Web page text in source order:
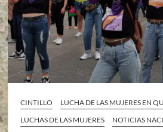
CINTILLO
LUCHA DE LAS MUJERES EN
LUCHAS DE LAS MUJERES
NOTICIAS